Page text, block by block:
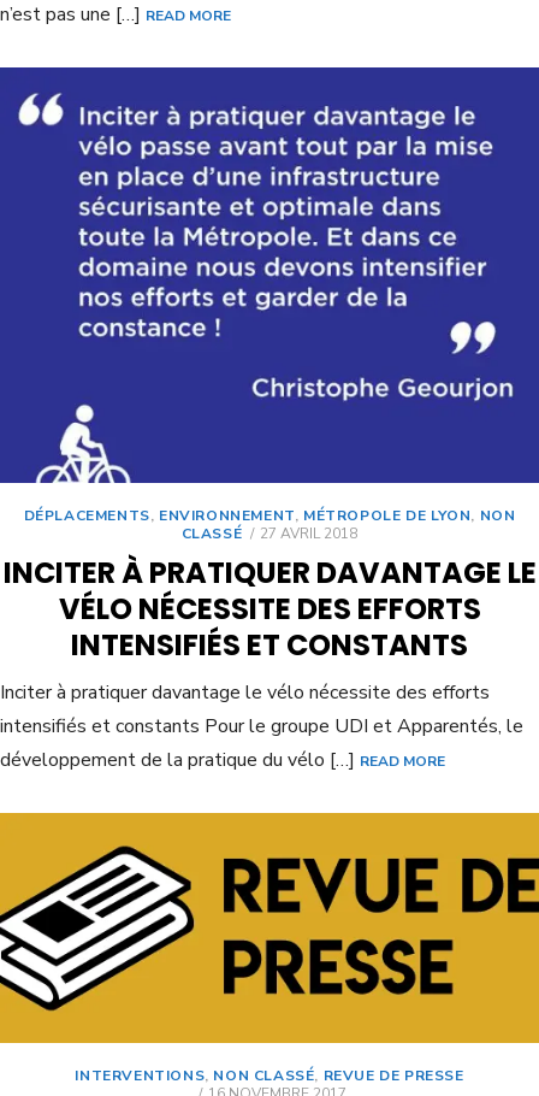
n’est pas une […] READ MORE
DÉPLACEMENTS, ENVIRONNEMENT, MÉTROPOLE DE LYON, NON
CLASSÉ
27 AVRIL 2018
INCITER À PRATIQUER DAVANTAGE LE
VÉLO NÉCESSITE DES EFFORTS
INTENSIFIÉS ET CONSTANTS
Inciter à pratiquer davantage le vélo nécessite des efforts
intensifiés et constants Pour le groupe UDI et Apparentés, le
développement de la pratique du vélo […] READ MORE
INTERVENTIONS, NON CLASSÉ, REVUE DE PRESSE